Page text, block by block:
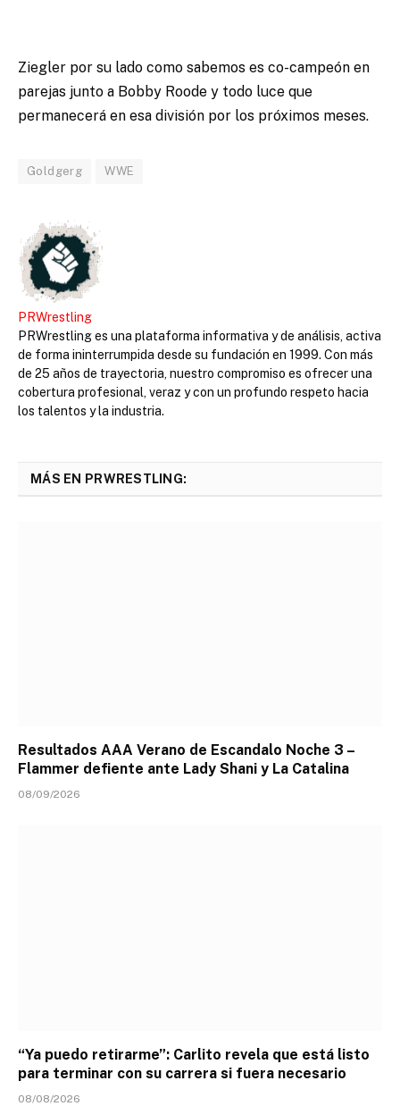
Ziegler por su lado como sabemos es co-campeón en
parejas junto a Bobby Roode y todo luce que
permanecerá en esa división por los próximos meses.
Goldgerg WWE
PRWrestling
PRWrestling es una plataforma informativa y de análisis, activa
de forma ininterrumpida desde su fundación en 1999. Con más
de 25 años de trayectoria, nuestro compromiso es ofrecer una
cobertura profesional, veraz y con un profundo respeto hacia
los talentos y la industria.
MÁS EN PRWRESTLING:
Resultados AAA Verano de Escandalo Noche 3 –
Flammer defiente ante Lady Shani y La Catalina
08/09/2026
“Ya puedo retirarme”: Carlito revela que está listo
para terminar con su carrera si fuera necesario
08/08/2026